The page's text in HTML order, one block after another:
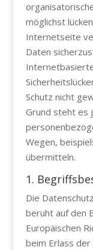
möglichst
Internetseite
Daten
Schutz nicht
Grund steht es
Wegen,
übermitteln.
1.
Die
beruht auf den
Europäischen
beim Erlass